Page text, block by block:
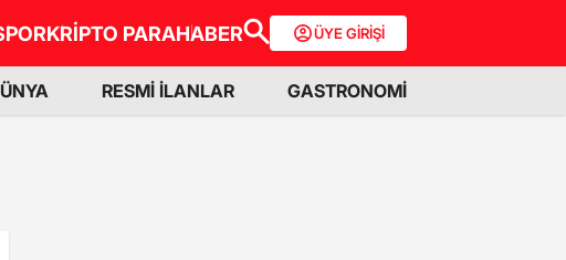
KRİPTO PARAHABER ÜYE GİRİŞİ
RESMİ İLANLAR GASTRONOMİ